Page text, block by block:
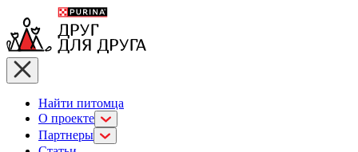
Найти питомца
О проекте
Партнеры